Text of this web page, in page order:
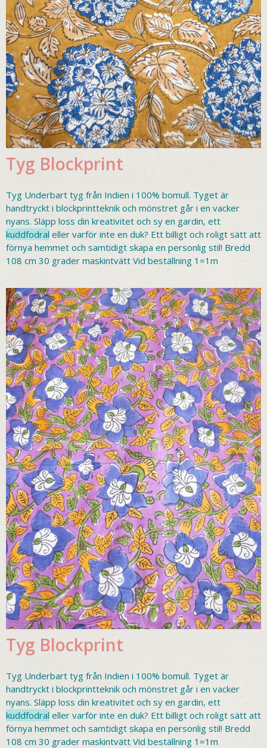
Tyg Blockprint
Tyg Underbart tyg från Indien i 100% bomull. Tyget är
handtryckt i blockprintteknik och mönstret går i en vacker
nyans. Släpp loss din kreativitet och sy en gardin, ett
kuddfodral eller varför inte en duk? Ett billigt och roligt sätt att
förnya hemmet och samtidigt skapa en personlig stil! Bredd
108 cm 30 grader maskintvätt Vid beställning 1=1m
Tyg Blockprint
Tyg Underbart tyg från Indien i 100% bomull. Tyget är
handtryckt i blockprintteknik och mönstret går i en vacker
nyans. Släpp loss din kreativitet och sy en gardin, ett
kuddfodral eller varför inte en duk? Ett billigt och roligt sätt att
förnya hemmet och samtidigt skapa en personlig stil! Bredd
108 cm 30 grader maskintvätt Vid beställning 1=1m